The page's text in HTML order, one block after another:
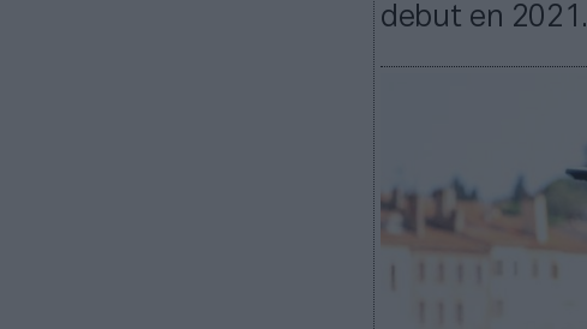
debut en 2021.